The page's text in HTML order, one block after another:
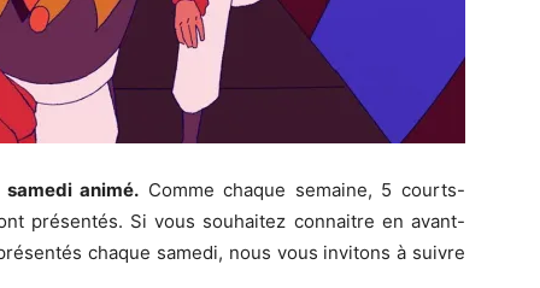
animé. Comme chaque semaine, 5 courts-
présentés. Si vous souhaitez connaitre en avant-
chaque samedi, nous vous invitons à suivre